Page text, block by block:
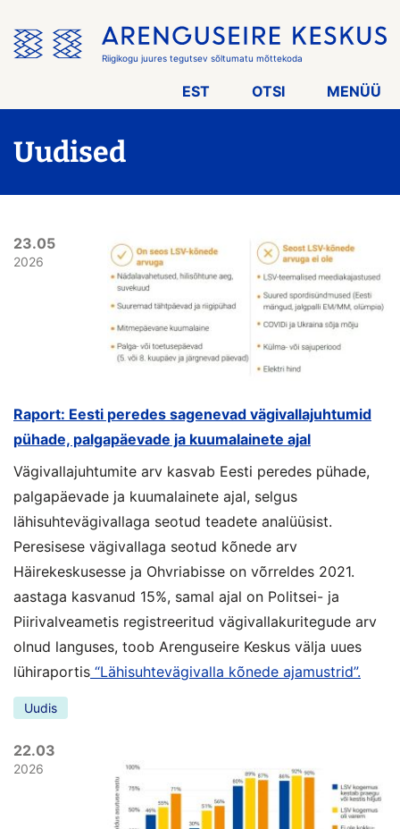
menüü
vahele
Riigikogu juures tegutsev sõltumatu mõttekoda
EST OTSI MENÜÜ
Uudised
23.05
2026
Raport: Eesti peredes sagenevad vägivallajuhtumid
pühade, palgapäevade ja kuumalainete ajal
Vägivallajuhtumite arv kasvab Eesti peredes pühade,
palgapäevade ja kuumalainete ajal, selgus
lähisuhtevägivallaga seotud teadete analüüsist.
Peresisese vägivallaga seotud kõnede arv
Häirekeskusesse ja Ohvriabisse on võrreldes 2021.
aastaga kasvanud 15%, samal ajal on Politsei- ja
Piirivalveametis registreeritud vägivallakuritegude arv
olnud languses, toob Arenguseire Keskus välja uues
lühiraportis “Lähisuhtevägivalla kõnede ajamustrid”.
Uudis
22.03
2026